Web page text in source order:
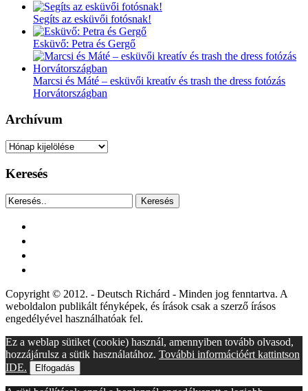
Segíts az esküvői fotósnak!
Esküvő: Petra és Gergő
Marcsi és Máté – esküvői kreatív és trash the dress fotózás
Horvátországban
Archívum
Archívum
Keresés
Keresés
Copyright © 2012. - Deutsch Richárd - Minden jog fenntartva. A
weboldalon publikált fényképek, és írások csak a szerző írásos
engedélyével használhatóak fel.
Ez a weblap sütiket (cookie) használ, amennyiben tovább olvasod,
hozzájárulsz a sütik használatához. További információért kattintson
IDE.
Elfogadás